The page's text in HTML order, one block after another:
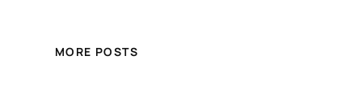
MORE POSTS